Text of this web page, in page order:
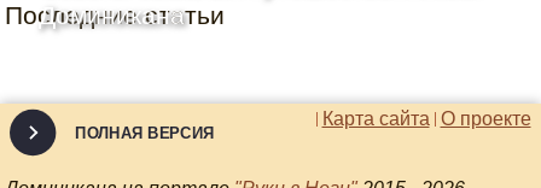
Последние статьи
Доминикана
О проекте
Карта сайта
ПОЛНАЯ ВЕРСИЯ